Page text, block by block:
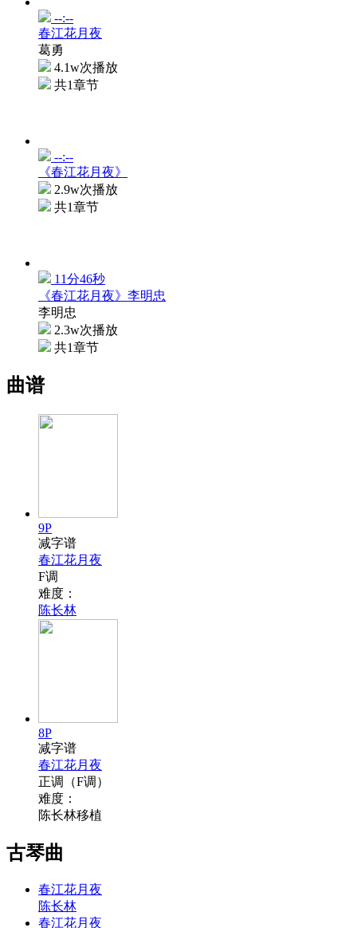
--:--
春江花月夜
葛勇
4.1w次播放
共1章节
--:--
《春江花月夜》
2.9w次播放
共1章节
11分46秒
《春江花月夜》李明忠
李明忠
2.3w次播放
共1章节
曲谱
9P
减字谱
春江花月夜
F调
难度：
陈长林
8P
减字谱
春江花月夜
正调（F调）
难度：
陈长林移植
古琴曲
春江花月夜
陈长林
春江花月夜